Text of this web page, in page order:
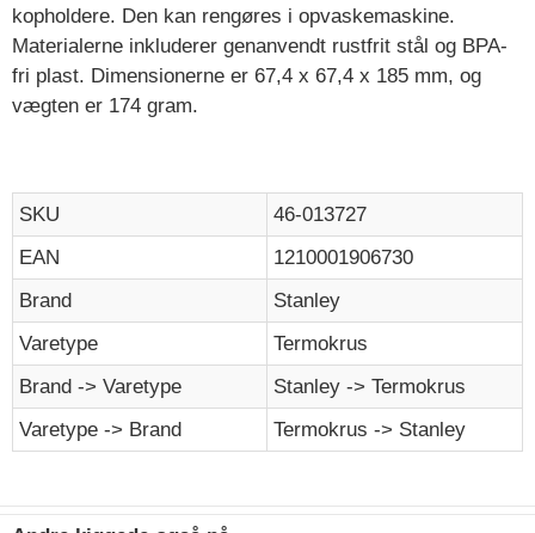
kopholdere. Den kan rengøres i opvaskemaskine.
Materialerne inkluderer genanvendt rustfrit stål og BPA-
fri plast. Dimensionerne er 67,4 x 67,4 x 185 mm, og
vægten er 174 gram.
SKU
46-013727
EAN
1210001906730
Brand
Stanley
Varetype
Termokrus
Brand -> Varetype
Stanley -> Termokrus
Varetype -> Brand
Termokrus -> Stanley